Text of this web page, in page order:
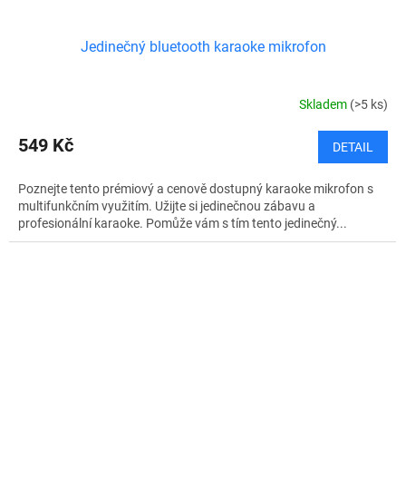
Jedinečný bluetooth karaoke mikrofon
Skladem (>5 ks)
549 Kč DETAIL
Poznejte tento prémiový a cenově dostupný karaoke mikrofon s
multifunkčním využitím. Užijte si jedinečnou zábavu a
profesionální karaoke. Pomůže vám s tím tento jedinečný...